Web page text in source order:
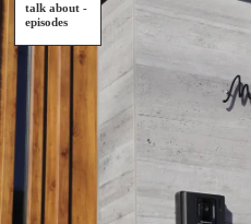
talk about -
episodes